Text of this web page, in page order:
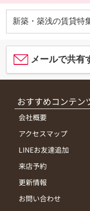
新築・築浅の賃貸特
メールで共有
おすすめコンテン
会社概要
アクセスマップ
LINEお友達追加
来店予約
更新情報
お問い合わせ